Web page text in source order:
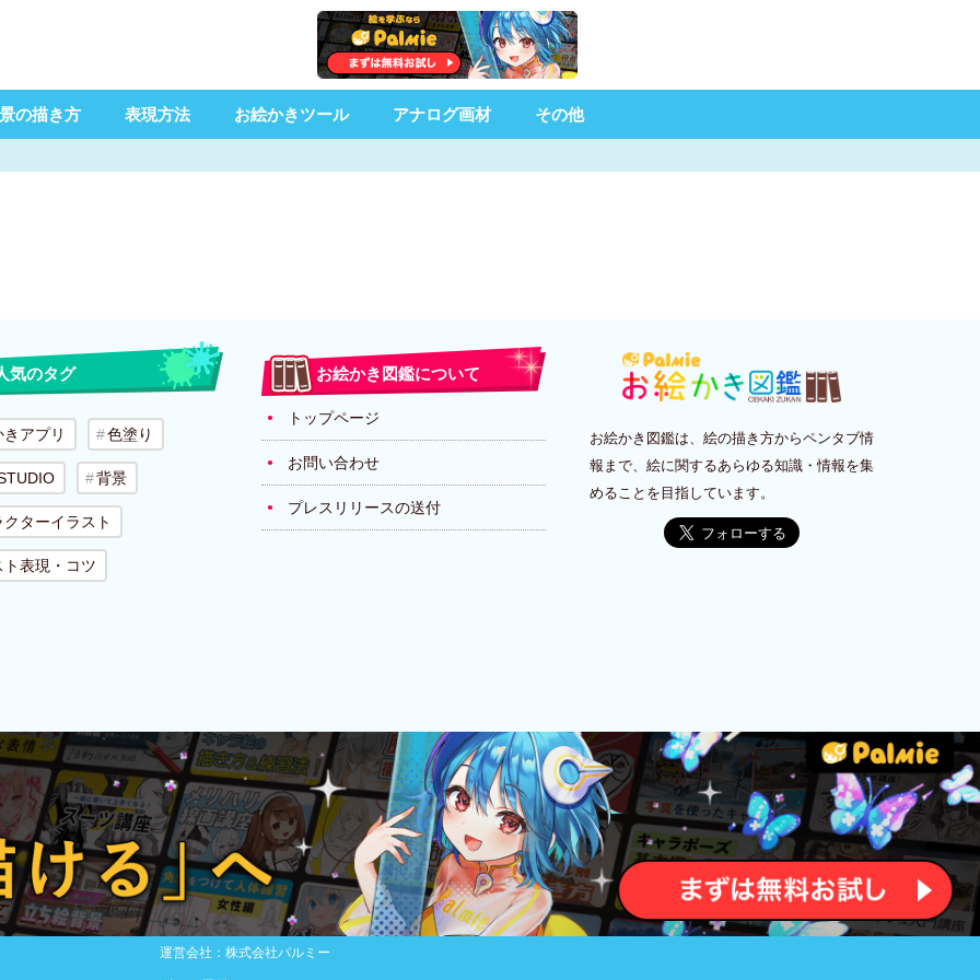
の描き方 表現方法 お絵かきツール アナログ画材 その他
気のタグ
アプリ 色塗り
背景
ターイラスト
ト表現・コツ
お絵かき図鑑について
トップページ
お問い合わせ
プレスリリースの送付
お絵かき図鑑は、絵の描き方からペンタブ情
報まで、絵に関するあらゆる知識・情報を集
めることを目指しています。
運営会社：株式会社パルミー